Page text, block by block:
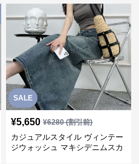
SALE
¥5,650 ¥6280(割引前)
カジュアルスタイル ヴィンテー
ジウォッシュ マキシデニムスカ